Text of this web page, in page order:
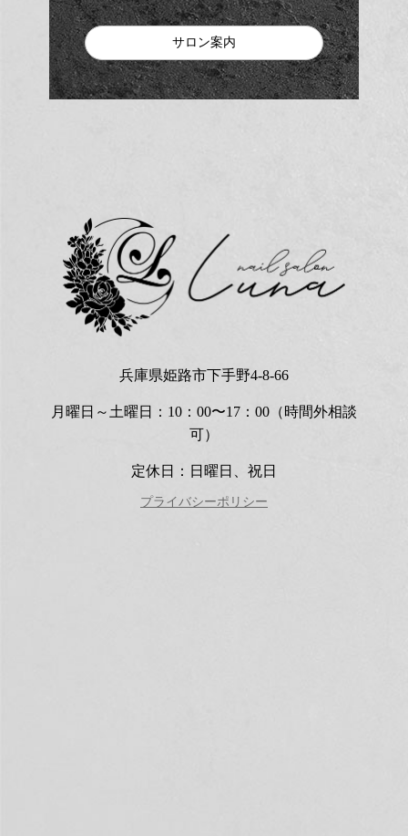
サロン案内
兵庫県姫路市下手野4-8-66
月曜日～土曜日：10：00〜17：00（時間外相談
可）
定休日：日曜日、祝日
プライバシーポリシー